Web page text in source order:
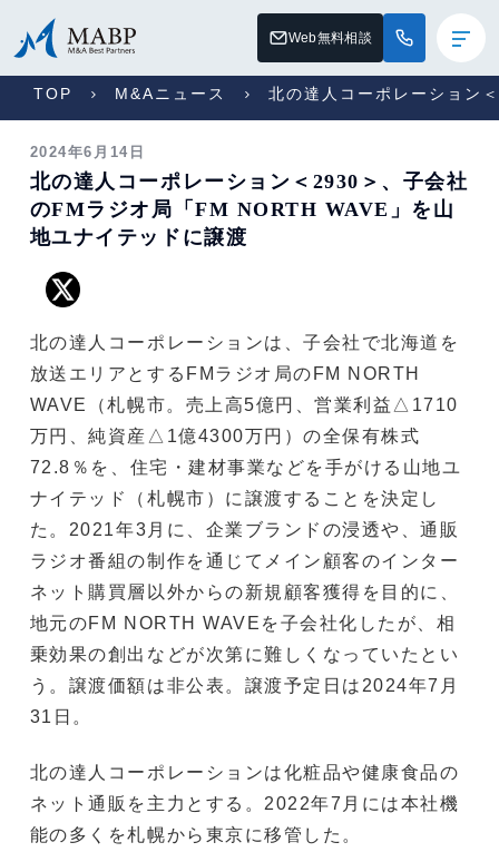
Web無料相談
TOP M&Aニュース 北の達人コーポレーション
2024年6月14日
北の達人コーポレーション＜2930＞、子会社
のFMラジオ局「FM NORTH WAVE」を山
地ユナイテッドに譲渡
北の達人コーポレーションは、子会社で北海道を
放送エリアとするFMラジオ局のFM NORTH
WAVE（札幌市。売上高5億円、営業利益△1710
万円、純資産△1億4300万円）の全保有株式
72.8％を、住宅・建材事業などを手がける山地ユ
ナイテッド（札幌市）に譲渡することを決定し
た。2021年3月に、企業ブランドの浸透や、通販
ラジオ番組の制作を通じてメイン顧客のインター
ネット購買層以外からの新規顧客獲得を目的に、
地元のFM NORTH WAVEを子会社化したが、相
乗効果の創出などが次第に難しくなっていたとい
う。譲渡価額は非公表。譲渡予定日は2024年7月
31日。
北の達人コーポレーションは化粧品や健康食品の
ネット通販を主力とする。2022年7月には本社機
能の多くを札幌から東京に移管した。